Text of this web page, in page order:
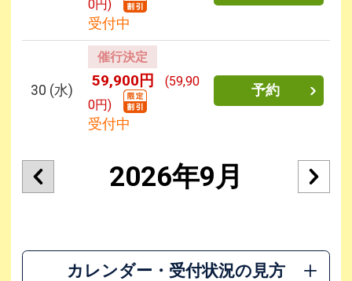
0円)
受付中
30 (水)
催行決定
59,900円
(59,90
0円)
受付中
予約
2026年9月
カレンダー・受付状況の見方